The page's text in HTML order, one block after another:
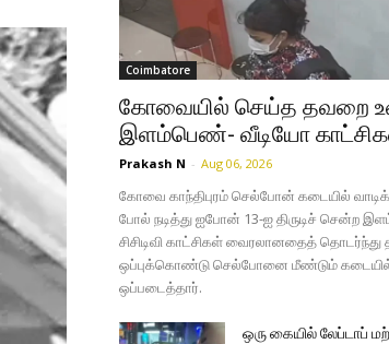
Coimbatore
கோவையில் செய்த தவறை
இளம்பெண்- வீடியோ
Prakash N - Aug 06, 2026
கோவை காந்திபுரம் செல்போன் கடையில்
போல் நடித்து ஐபோன் 13-ஐ திருடிச் சென்ற
சிசிடிவி காட்சிகள் வைரலானதைத்
ஒப்புக்கொண்டு செல்போனை மீண்டும்
ஒப்படைத்தார்.
ஒரு கையில் லேப்டாப்